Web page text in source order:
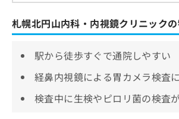
札幌北円山内科・内視鏡クリニック
駅から徒歩すぐで通院しやすい
経鼻内視鏡による胃カメラ検査
検査中に生検やピロリ菌の検査